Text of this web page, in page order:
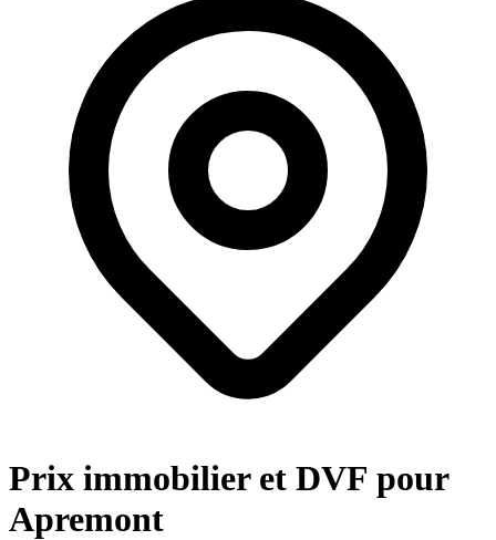
Prix immobilier et DVF pour
Apremont